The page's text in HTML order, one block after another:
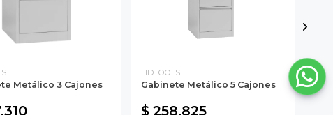
Metálico 3 Cajones
HDTOOLS
Gabinete Metálico 5 Cajones
$ 258.825